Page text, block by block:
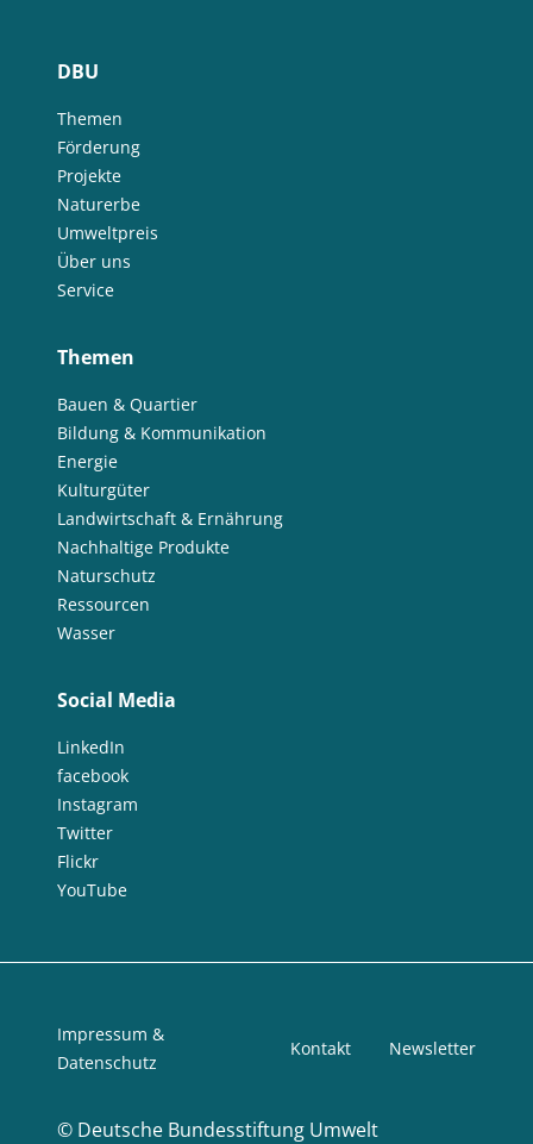
DBU
Themen
Förderung
Projekte
Naturerbe
Umweltpreis
Über uns
Service
Themen
Bauen & Quartier
Bildung & Kommunikation
Energie
Kulturgüter
Landwirtschaft & Ernährung
Nachhaltige Produkte
Naturschutz
Ressourcen
Wasser
Social Media
LinkedIn
facebook
Instagram
Twitter
Flickr
YouTube
© Deutsche Bundesstiftung Umwelt
Impressum &
Datenschutz
Kontakt Newsletter